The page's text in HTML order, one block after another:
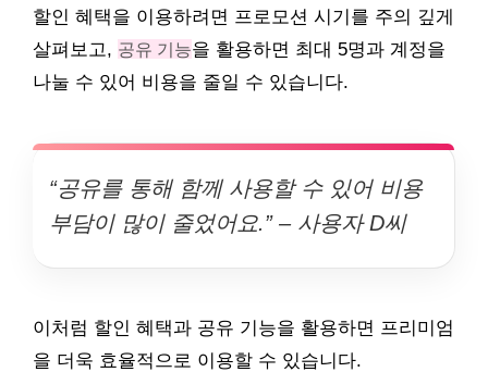
할인 혜택을 이용하려면 프로모션 시기를 주의 깊게
살펴보고, 공유 기능을 활용하면 최대 5명과 계정을
나눌 수 있어 비용을 줄일 수 있습니다.
“공유를 통해 함께 사용할 수 있어 비용
부담이 많이 줄었어요.” – 사용자 D씨
이처럼 할인 혜택과 공유 기능을 활용하면 프리미엄
을 더욱 효율적으로 이용할 수 있습니다.